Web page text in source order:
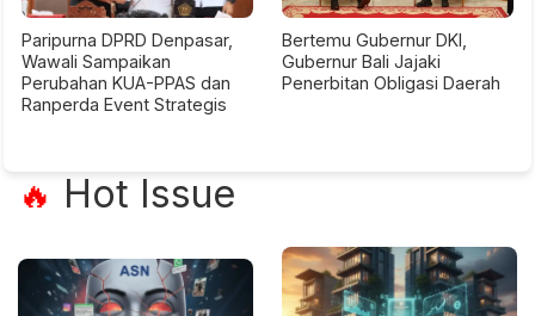
Paripurna DPRD Denpasar,
Wawali Sampaikan
Perubahan KUA-PPAS dan
Ranperda Event Strategis
Bertemu Gubernur DKI,
Gubernur Bali Jajaki
Penerbitan Obligasi Daerah
🔥 Hot Issue